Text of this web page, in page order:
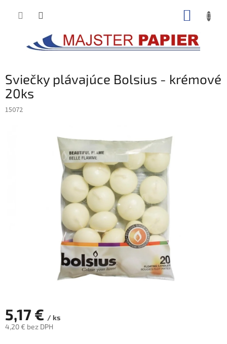
Sviečky plávajúce Bolsius - krémové
20ks
15072
5,17 € / ks
4,20 € bez DPH